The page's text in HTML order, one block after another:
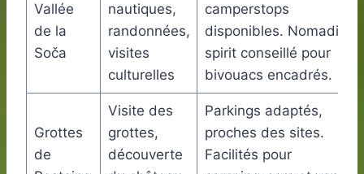
Vallée
de la
Soča
nautiques,
randonnées,
visites
culturelles
camperstops
disponibles. Nomadic
spirit conseillé pour
bivouacs encadrés.
Grottes
de
Visite des
grottes,
découverte
Parkings adaptés,
proches des sites.
Facilités pour